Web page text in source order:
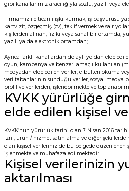
gibi kanallarımız aracılığıyla sözlü, yazılı veya
Firmamız ile ticari ilişki kurmak, iş başvurusu
kartvizit, özgeçmiş (cv), teklif vermek ve sair
kişilerden alınan, fiziki veya sanal bir ortamda,
yazılı ya da elektronik ortamdan;
Ayrıca farklı kanallardan dolaylı yoldan elde
oyun, kampanya ve benzeri amaçlı kullanılan
medyadan elde edilen veriler, e-bülten okuma
veri tabanlarının sunduğu veriler, sosyal medya
profil ve verilerden; işlenebilmekte ve
KVKK yürürlüğe
elde edilen kişisel
KVKK’nun yürürlük tarihi olan 7 Nisan 2016
izni, ürün / hizmet satın alma ve diğer
olan kişisel verileriniz de bu belgede
işlenmekte ve muhafaza edilmektedir.
Kişisel verilerinizin
aktarılması